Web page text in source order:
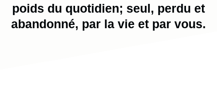
poids du quotidien; seul, perdu et
abandonné, par la vie et par vous.